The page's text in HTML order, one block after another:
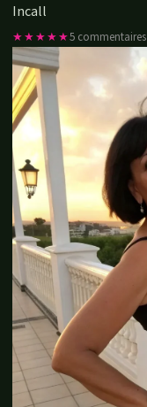
Incall
★★★★★5 commentaires